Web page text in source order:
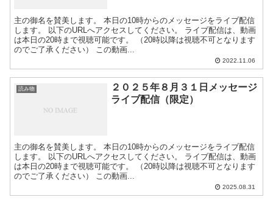
主の御名を賛美します。 本日の10時からのメッセージをライブ配信
します。 以下のURLへアクセスしてください。 ライブ配信は、動画
は本日の20時まで視聴可能です。 （20時以降は視聴不可となります
のでご了承ください） この動画...
2022.11.06
読み物
２０２５年８月３１日メッセージ
ライブ配信（限定）
主の御名を賛美します。 本日の10時からのメッセージをライブ配信
します。 以下のURLへアクセスしてください。 ライブ配信は、動画
は本日の20時まで視聴可能です。 （20時以降は視聴不可となります
のでご了承ください） この動画...
2025.08.31